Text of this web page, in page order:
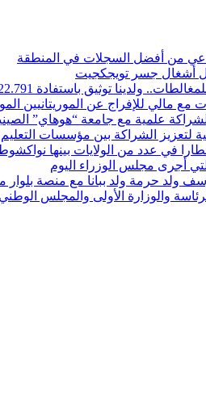
من أفضل السجلات في المنطقة
أشغال جسر تويجكجيت
ولدينا توثيق باستفادة 22.791
مع مالي للإفراج عن الموريتانيين
علمية مع جامعة “هوهاي”
لتعزيز الشراكة بين مؤسسات التعليم
في عدد من الولايات بينها
التي أجرى مجلس الوزراء اليوم
ولد حرمة ولد ببانا مع منصة بلوار
والوزارة الأولى والمجلس